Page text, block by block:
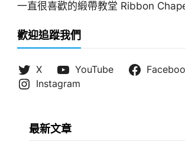
一直很喜歡的緞帶教堂 Ribbon
歡迎追蹤我們
X YouTube
Instagram
最新文章